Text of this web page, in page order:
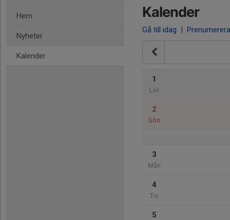
Hem
Nyheter
Kalender
Kalender
Gå till idag | Prenumerera
1
Lör
2
Sön
3
Mån
4
Tis
5